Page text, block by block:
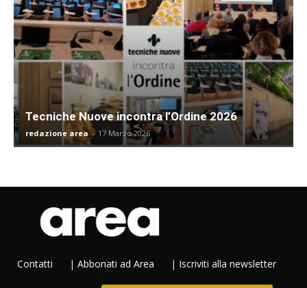
Tecniche Nuove incontra l’Ordine 2026
redazione area - 17 Marzo 2026
Contatti | Abbonati ad Area | Iscriviti alla newsletter